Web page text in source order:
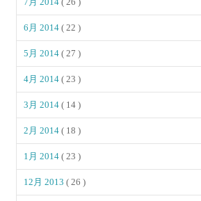
6月 2014( 22 )
5月 2014( 27 )
4月 2014( 23 )
3月 2014( 14 )
2月 2014( 18 )
1月 2014( 23 )
12月 2013( 26 )